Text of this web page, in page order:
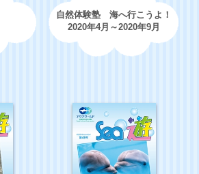
自然体験塾 海へ行こうよ！
2020年4月～2020年9月